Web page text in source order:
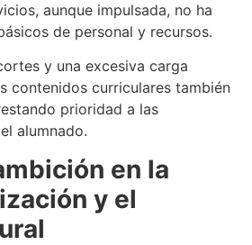
aunque impulsada, no ha
de personal y recursos.
y una excesiva carga
contenidos curriculares también
prioridad a las
alumnado.
en la
y el